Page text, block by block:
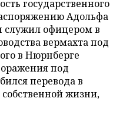
государственного
Адольфа
служил офицером в
вермахта под
в Нюрнберге
под
перевода в
жизни,